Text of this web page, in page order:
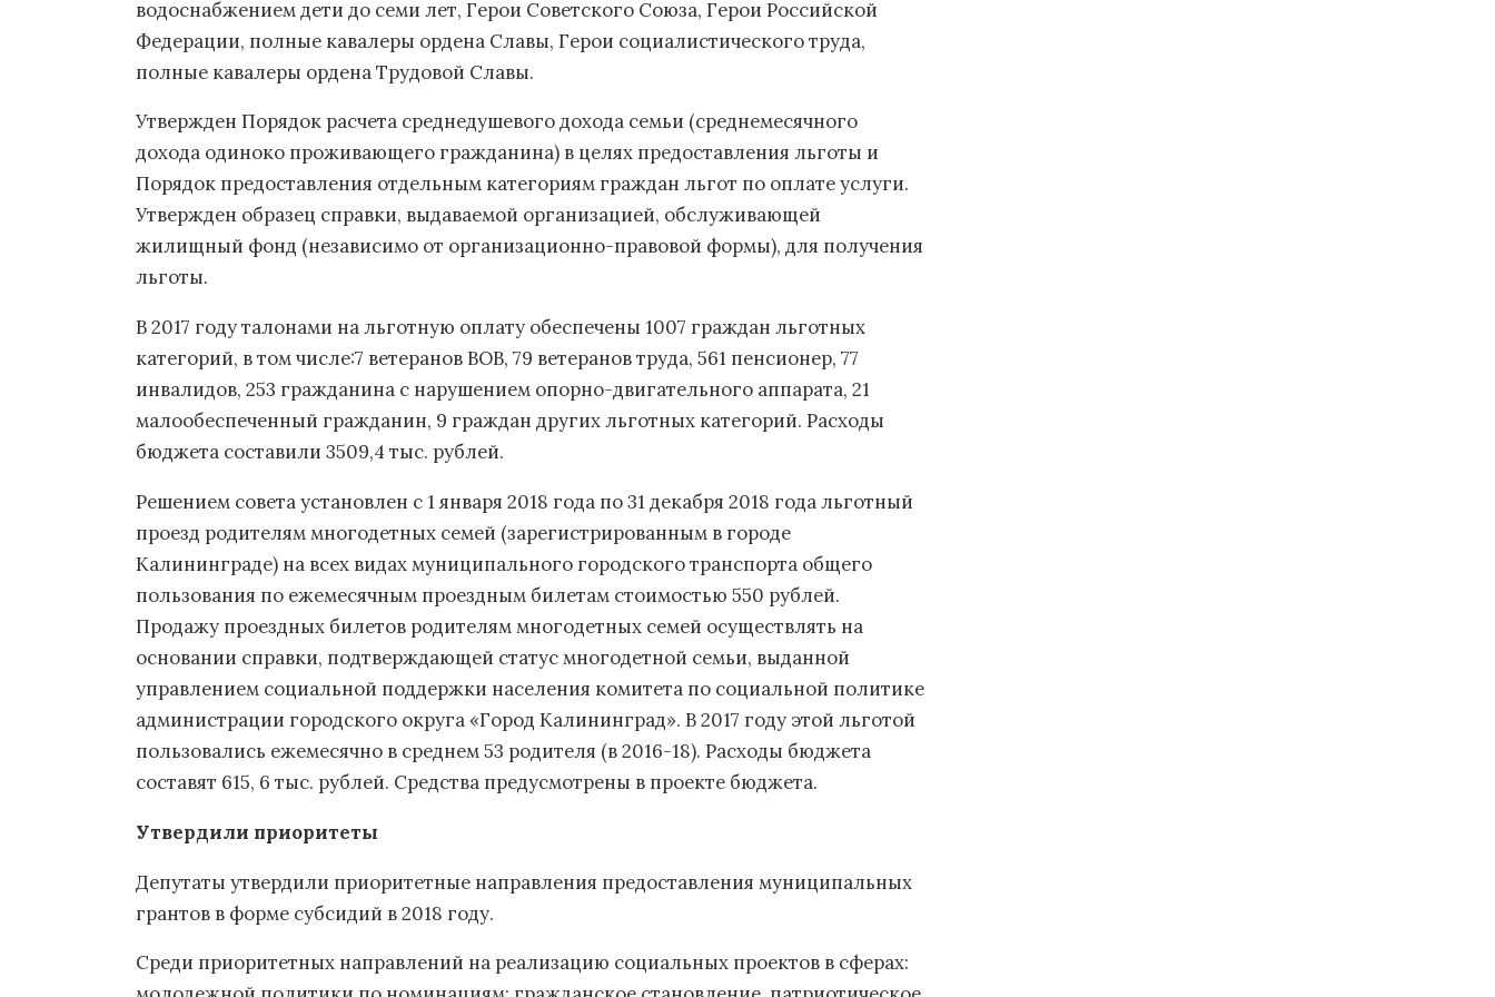
водоснабжением дети до семи лет, Герои Советского Союза, Герои Российской
Федерации, полные кавалеры ордена Славы, Герои социалистического труда,
полные кавалеры ордена Трудовой Славы.
Утвержден Порядок расчета среднедушевого дохода семьи (среднемесячного
дохода одиноко проживающего гражданина) в целях предоставления льготы и
Порядок предоставления отдельным категориям граждан льгот по оплате услуги.
Утвержден образец справки, выдаваемой организацией, обслуживающей
жилищный фонд (независимо от организационно-правовой формы), для получения
льготы.
В 2017 году талонами на льготную оплату обеспечены 1007 граждан льготных
категорий, в том числе:7 ветеранов ВОВ, 79 ветеранов труда, 561 пенсионер, 77
инвалидов, 253 гражданина с нарушением опорно-двигательного аппарата, 21
малообеспеченный гражданин, 9 граждан других льготных категорий. Расходы
бюджета составили 3509,4 тыс. рублей.
Решением совета установлен с 1 января 2018 года по 31 декабря 2018 года льготный
проезд родителям многодетных семей (зарегистрированным в городе
Калининграде) на всех видах муниципального городского транспорта общего
пользования по ежемесячным проездным билетам стоимостью 550 рублей.
Продажу проездных билетов родителям многодетных семей осуществлять на
основании справки, подтверждающей статус многодетной семьи, выданной
управлением социальной поддержки населения комитета по социальной политике
администрации городского округа «Город Калининград». В 2017 году этой льготой
пользовались ежемесячно в среднем 53 родителя (в 2016-18). Расходы бюджета
составят 615, 6 тыс. рублей. Средства предусмотрены в проекте бюджета.
Утвердили приоритеты
Депутаты утвердили приоритетные направления предоставления муниципальных
грантов в форме субсидий в 2018 году.
Среди приоритетных направлений на реализацию социальных проектов в сферах: